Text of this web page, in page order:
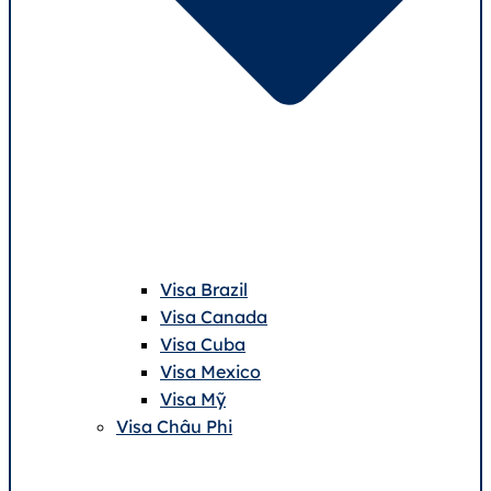
Visa Brazil
Visa Canada
Visa Cuba
Visa Mexico
Visa Mỹ
Visa Châu Phi